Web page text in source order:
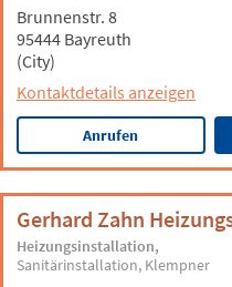
Brunnenstr. 8
95444 Bayreuth
(City)
Kontaktdetails anzeigen
Anrufen
Gerhard Zahn
Heizungsinstallation
Sanitärinstallation Klempner